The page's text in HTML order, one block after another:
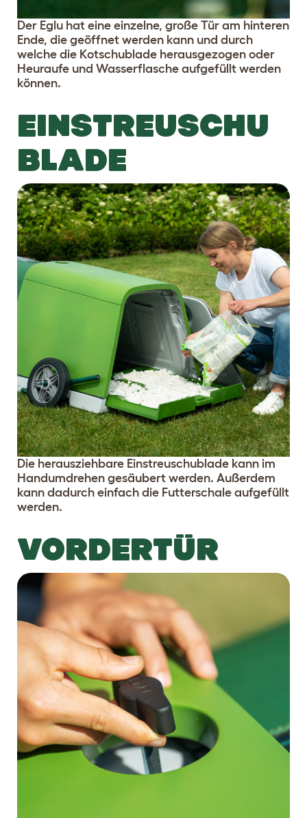
Der Eglu hat eine einzelne, große Tür am hinteren
Ende, die geöffnet werden kann und durch
welche die Kotschublade herausgezogen oder
Heuraufe und Wasserflasche aufgefüllt werden
können.
EINSTREUSCHU
BLADE
Die herausziehbare Einstreuschublade kann im
Handumdrehen gesäubert werden. Außerdem
kann dadurch einfach die Futterschale aufgefüllt
werden.
VORDERTÜR